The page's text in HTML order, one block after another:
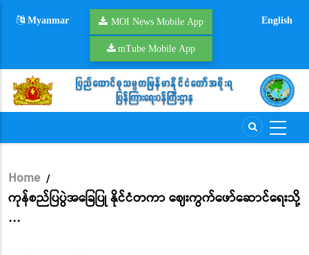
Myanmar MOI News Mobile App
mTube Mobile App
English
Breadcrumb
Home /
ကုန်စည်ပြပွဲအခြေပြု နိုင်ငံတကာ ဈေးကွက်ဖော်ဆောင်ရေးသို့
…